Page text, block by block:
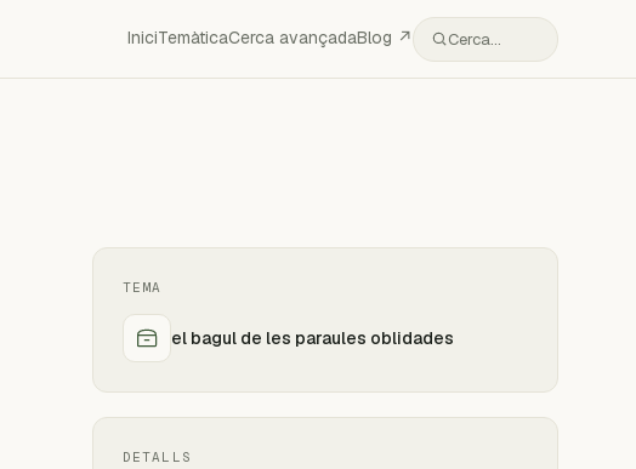
IniciTemàticaCerca avançadaBlog ↗ Cerca…
TEMA
el bagul de les paraules oblidades
DETALLS